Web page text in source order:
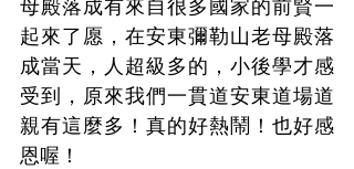
母殿落成有來自很多國家的前賢一
起來了愿，在安東彌勒山老母殿落
成當天，人超級多的，小後學才感
受到，原來我們一貫道安東道場道
親有這麼多！真的好熱鬧！也好感
恩喔！